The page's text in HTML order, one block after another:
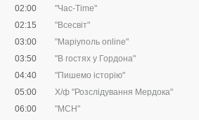
02:00
"Час-Time"
02:15
"Всесвіт"
03:00
"Маріуполь online"
03:50
"В гостях у Гордона"
04:40
"Пишемо історію"
05:00
Х/ф "Розслідування Мердока"
06:00
"МСН"